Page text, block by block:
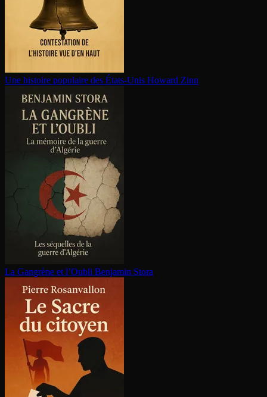
Une histoire populaire des États-Unis Howard Zinn
La Gangrène et l’Oubli Benjamin Stora